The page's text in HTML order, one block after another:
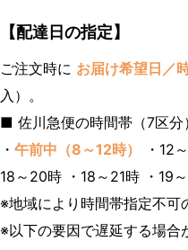
【配達日の指定】
ご注文時に お届け希望日／
入）。
■ 佐川急便の時間帯（7区分
・ 午前中（8～12時）
・12
18～20時 ・18～21時 ・19
※地域により時間帯指定不可
※以下の要因で遅延する場合